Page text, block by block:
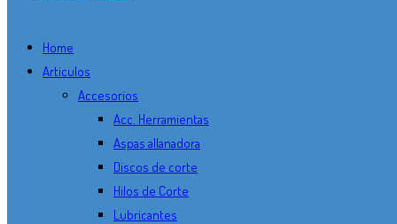
Home
Articulos
Accesorios
Acc. Herramientas
Aspas allanadora
Discos de corte
Hilos de Corte
Lubricantes